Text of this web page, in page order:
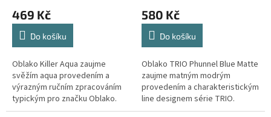
469 Kč
Do košíku
Oblako Killer Aqua zaujme
svěžím aqua provedením a
výrazným ručním zpracováním
typickým pro značku Oblako.
Korunka typu killer nabídne
580 Kč
Do košíku
Oblako TRIO Phunnel Blue Matte
zaujme matným modrým
provedením a charakteristickým
line designem série TRIO.
Moderní phunnel tvar spolu s